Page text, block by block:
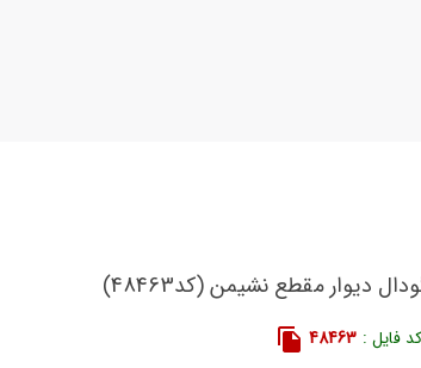
دیوار مقطع نشیمن (کد48463)
فایل : 48463